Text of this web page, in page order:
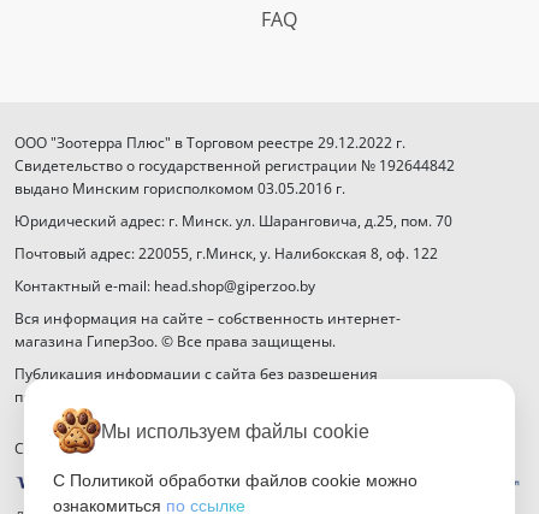
FAQ
ООО "Зоотерра Плюс" в Торговом реестре 29.12.2022 г.
Свидетельство о государственной регистрации № 192644842
выдано Минским горисполкомом 03.05.2016 г.
Юридический адрес: г. Минск. ул. Шаранговича, д.25, пом. 70
Почтовый адрес: 220055, г.Минск, у. Налибокская 8, оф. 122
Контактный e-mail: head.shop@giperzoo.by
Вся информация на сайте – собственность интернет-
магазина ГиперЗоо. © Все права защищены.
Публикация информации с сайта без разрешения
правообладателя запрещена.
Способы оплаты
Мы используем файлы cookie
С Политикой обработки файлов cookie можно
ознакомиться по ссылке